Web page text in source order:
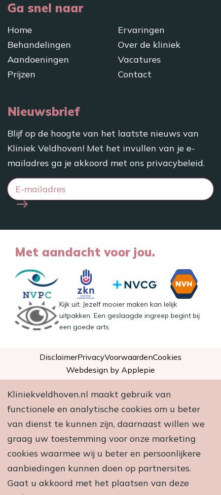
Ga snel naar
Home
Behandelingen
Aandoeningen
Prijzen
Ervaringen
Over de kliniek
Vacatures
Contact
Nieuwsbrief
Blijf op de hoogte van het laatste nieuws van
Kliniek Veldhoven! Met het invullen van je e-
mailadres ga je akkoord met ons privacybeleid.
Met aandacht voor jou.
Kijk uit. Jezelf mooier maken kan lelijk
uitpakken. Een geslaagde ingreep begint bij
een goede arts.
DisclaimerPrivacyVoorwaardenCookies
Webdesign by Applepie
Kliniekveldhoven.nl maakt gebruik van
functionele en analytische cookies om u beter
van dienst te kunnen zijn, daarnaast willen we
graag uw toestemming voor onze marketing
cookies waarmee wij u beter en persoonlijkere
aanbiedingen kunnen doen op partnersites.
Gaat u akkoord met het plaatsen van deze